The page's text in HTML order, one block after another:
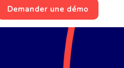
Demander une démo